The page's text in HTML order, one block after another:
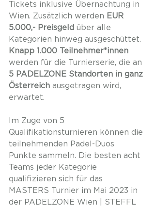
Tickets inklusive Übernachtung in
Wien. Zusätzlich werden EUR
5.000,- Preisgeld über alle
Kategorien hinweg ausgeschüttet.
Knapp 1.000 Teilnehmer*innen
werden für die Turnierserie, die an
5 PADELZONE Standorten in ganz
Österreich ausgetragen wird,
erwartet.
Im Zuge von 5
Qualifikationsturnieren können die
teilnehmenden Padel-Duos
Punkte sammeln. Die besten acht
Teams jeder Kategorie
qualifizieren sich für das
MASTERS Turnier im Mai 2023 in
der PADELZONE Wien | STEFFL